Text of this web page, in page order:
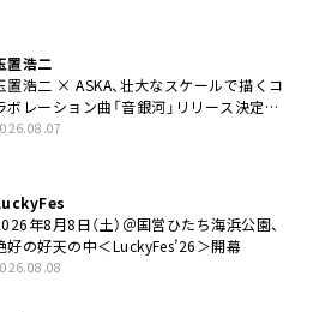
置浩二
置浩二 × ASKA、壮大なスケールで描くコ
ボレーション曲「音銀河」リリース決定。
ップリングには新曲「命の宿り」収録も
年8月8日（土）＠国営ひたち海浜公園、
好の好天の中＜LuckyFes’26＞開幕